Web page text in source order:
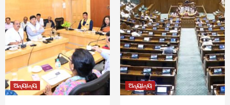
ଅନ୍ୟାନ୍ୟ ଅନ୍ୟାନ୍ୟ